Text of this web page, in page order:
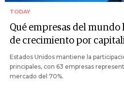
TODAY
Qué empresas del
de crecimiento por
Estados Unidos mantiene la
principales, con 63 empresas
mercado del 70%.